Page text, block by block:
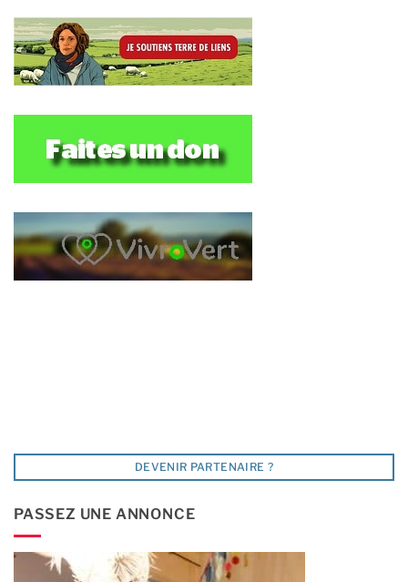
DEVENIR PARTENAIRE ?
PASSEZ UNE ANNONCE